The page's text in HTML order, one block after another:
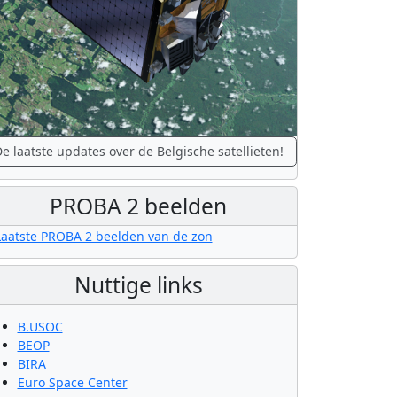
laatste updates over de Belgische satellieten!
PROBA 2 beelden
Nuttige links
B.USOC
BEOP
BIRA
Euro Space Center